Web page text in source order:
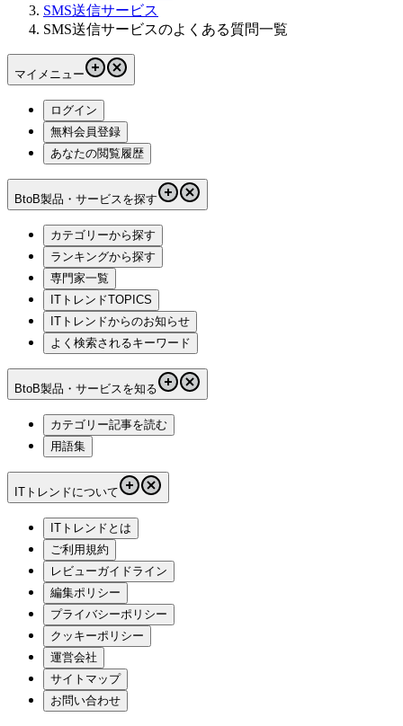
SMS送信サービス
SMS送信サービスのよくある質問一覧
マイメニュー
ログイン
無料会員登録
あなたの閲覧履歴
BtoB製品・サービスを探す
カテゴリーから探す
ランキングから探す
専門家一覧
ITトレンドTOPICS
ITトレンドからのお知らせ
よく検索されるキーワード
BtoB製品・サービスを知る
カテゴリー記事を読む
用語集
ITトレンドについて
ITトレンドとは
ご利用規約
レビューガイドライン
編集ポリシー
プライバシーポリシー
クッキーポリシー
運営会社
サイトマップ
お問い合わせ